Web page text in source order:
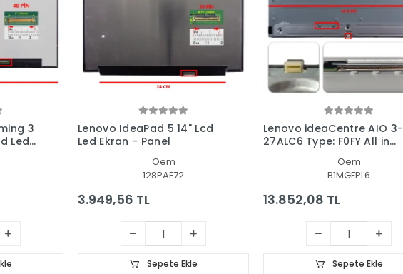
3
Led
Lenovo IdeaPad 5 14" Lcd
Led Ekran - Panel
Oem
128PAF72
3.949,56 TL
Sepete Ekle
Lenovo ideaCentre AIO 3-
27ALC6 Type: F0FY All in
Oem
B1MGFPL6
13.852,08 TL
Sepete Ekle